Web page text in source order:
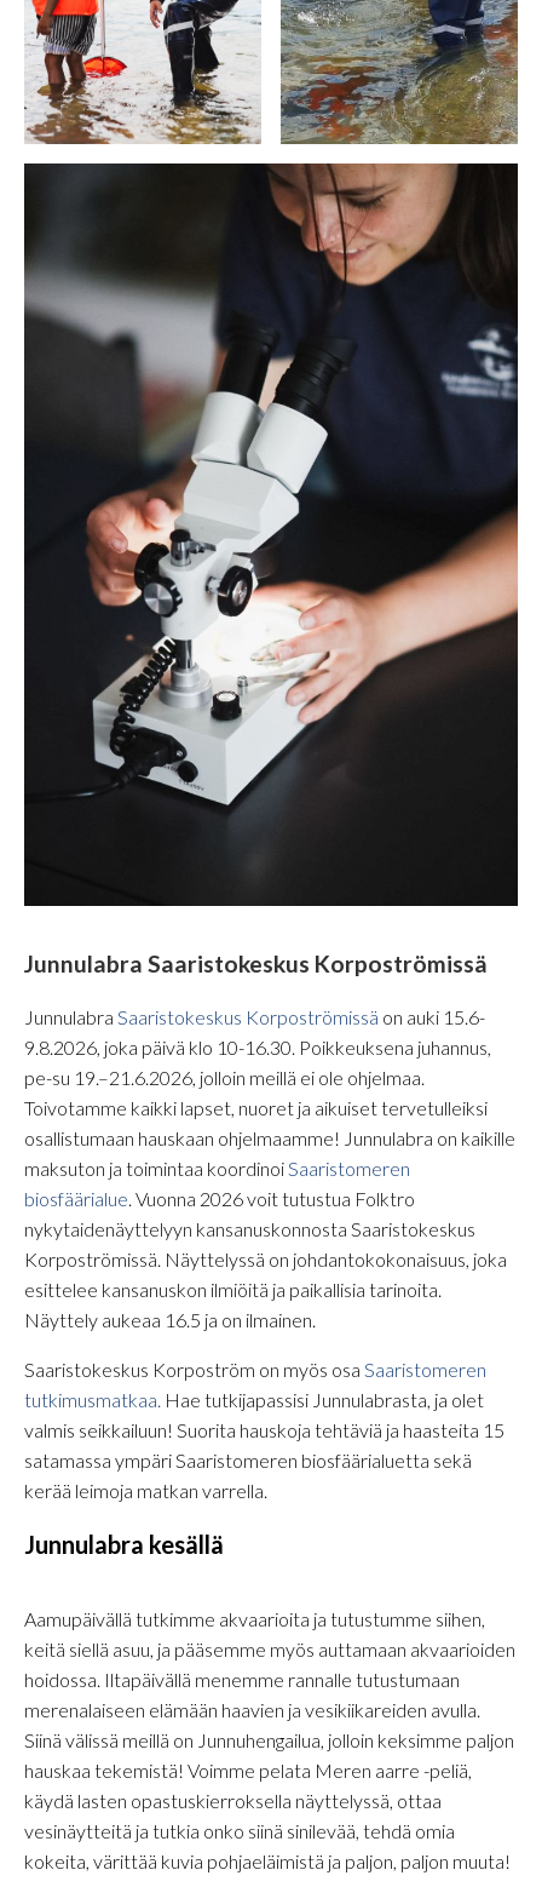
Junnulabra Saaristokeskus Korpoströmissä
Junnulabra Saaristokeskus Korpoströmissä on auki 15.6-
9.8.2026, joka päivä klo 10-16.30. Poikkeuksena juhannus,
pe-su 19.–21.6.2026, jolloin meillä ei ole ohjelmaa.
Toivotamme kaikki lapset, nuoret ja aikuiset tervetulleiksi
osallistumaan hauskaan ohjelmaamme! Junnulabra on kaikille
maksuton ja toimintaa koordinoiSaaristomeren
biosfäärialue. Vuonna 2026 voit tutustua Folktro
nykytaidenäyttelyyn kansanuskonnosta Saaristokeskus
Korpoströmissä. Näyttelyssä on johdantokokonaisuus, joka
esittelee kansanuskon ilmiöitä ja paikallisia tarinoita.
Näyttely aukeaa 16.5 ja on ilmainen.
Saaristokeskus Korpoström on myös osa Saaristomeren
tutkimusmatkaa. Hae tutkijapassisi Junnulabrasta, ja olet
valmis seikkailuun! Suorita hauskoja tehtäviä ja haasteita 15
satamassa ympäri Saaristomeren biosfäärialuetta sekä
kerää leimoja matkan varrella.
Junnulabra kesällä
Aamupäivällä tutkimme akvaarioita ja tutustumme siihen,
keitä siellä asuu, ja pääsemme myös auttamaan akvaarioiden
hoidossa. Iltapäivällä menemme rannalle tutustumaan
merenalaiseen elämään haavien ja vesikiikareiden avulla.
Siinä välissä meillä on Junnuhengailua, jolloin keksimme paljon
hauskaa tekemistä! Voimme pelata Meren aarre -peliä,
käydä lasten opastuskierroksella näyttelyssä, ottaa
vesinäytteitä ja tutkia onko siinä sinilevää, tehdä omia
kokeita, värittää kuvia pohjaeläimistä ja paljon, paljon muuta!